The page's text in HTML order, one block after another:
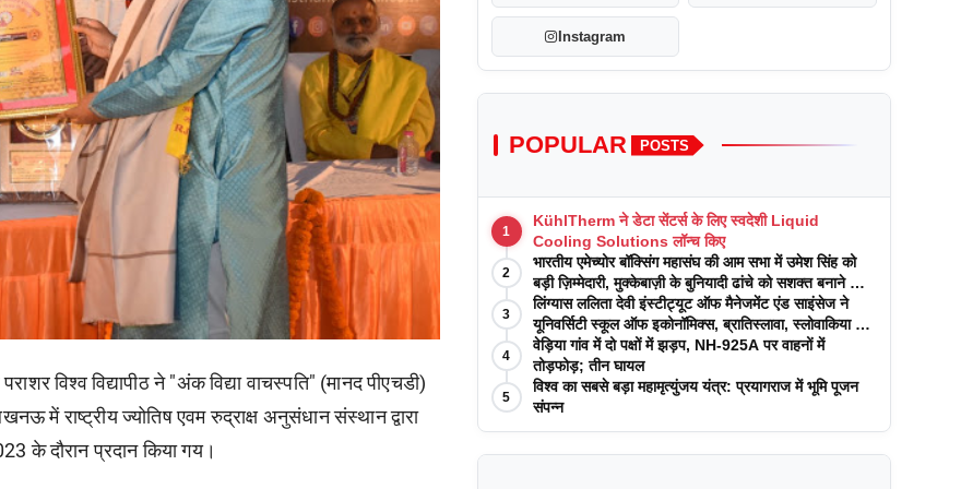
विश्व विद्यापीठ ने "अंक विद्या वाचस्पति" (मानद पीएचडी)
में राष्ट्रीय ज्योतिष एवम रुद्राक्ष अनुसंधान संस्थान द्वारा
के दौरान प्रदान किया गय।
Instagram
POPULAR POSTS
1
KühlTherm ने डेटा सेंटर्स के लिए स्वदेशी Liquid
Cooling Solutions लॉन्च किए
2
भारतीय एमेच्योर बॉक्सिंग महासंघ की आम सभा में उमेश सिंह को
बड़ी ज़िम्मेदारी, मुक्केबाज़ी के बुनियादी ढांचे को सशक्त बनाने का
वादा
3
लिंग्यास ललिता देवी इंस्टीट्यूट ऑफ मैनेजमेंट एंड साइंसेज ने
यूनिवर्सिटी स्कूल ऑफ इकोनॉमिक्स, ब्रातिस्लावा, स्लोवाकिया के
साथ अकादमिक पत्रिकाओं में प्रकाशन रणनीतियों पर एक
दिवसीय कार्यशाला का आयोजन किया
4
वेड़िया गांव में दो पक्षों में झड़प, NH-925A पर वाहनों में
तोड़फोड़; तीन घायल
5
विश्व का सबसे बड़ा महामृत्युंजय यंत्र: प्रयागराज में भूमि पूजन
संपन्न